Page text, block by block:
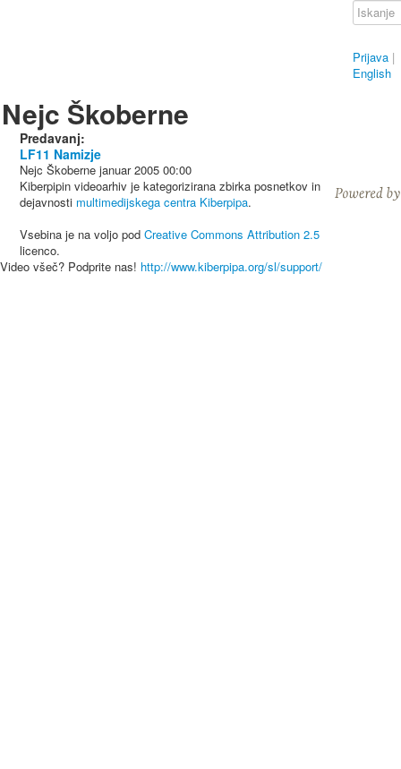
Prijava |
English
Nejc Škoberne
Predavanj:
LF11 Namizje
Nejc Škoberne januar 2005 00:00
Kiberpipin videoarhiv je kategorizirana zbirka posnetkov in
dejavnosti multimedijskega centra Kiberpipa.
Vsebina je na voljo pod Creative Commons Attribution 2.5
licenco.
Video všeč? Podprite nas! http://www.kiberpipa.org/sl/support/